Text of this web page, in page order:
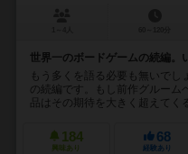
世界一のボードゲームの続編。
もう多くを語る必要も無いで
の続編です。もし前作グルーム
品はその期待を大きく超えてく
184
興味あり
68
経験あり